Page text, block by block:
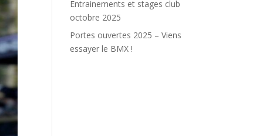
Entrainements et stages club
octobre 2025
Portes ouvertes 2025 – Viens
essayer le BMX !